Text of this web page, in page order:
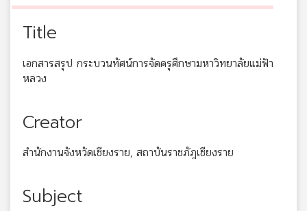
Title
เอกสารสรุป กระบวนทัศน์การจัดครุศึกษามหาวิทยาลัยแม่ฟ้า
หลวง
Creator
สำนักงานจังหวัดเชียงราย, สถาบันราชภัฎเชียงราย
Subject